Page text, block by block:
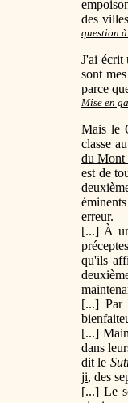
des
question
J'ai écrit
sont
parce
Mise en
Mais le
classe
du Mont
est de
erreur.
[...] À
qu'ils
[...] Par
[...]
dans
dit le
ji, des
[...] Le